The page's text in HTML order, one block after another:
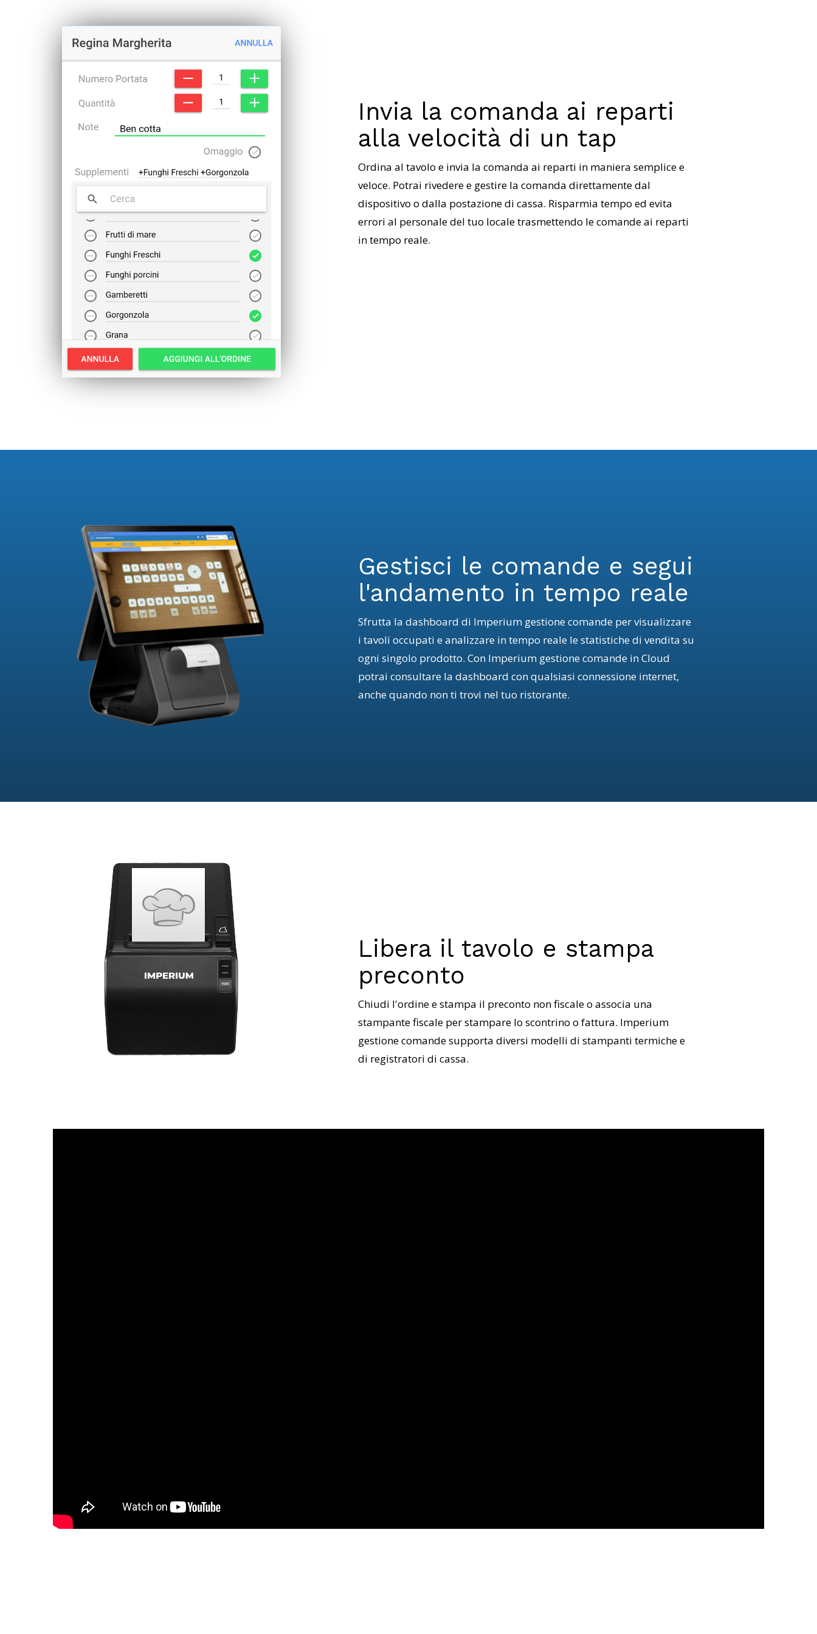
Invia la comanda ai reparti
alla velocità di un tap
Ordina al tavolo e invia la comanda ai reparti in maniera semplice e
veloce. Potrai rivedere e gestire la comanda direttamente dal
dispositivo o dalla postazione di cassa. Risparmia tempo ed evita
errori al personale del tuo locale trasmettendo le comande ai reparti
in tempo reale.
Gestisci le comande e segui
l'andamento in tempo reale
Sfrutta la dashboard di Imperium gestione comande per visualizzare
i tavoli occupati e analizzare in tempo reale le statistiche di vendita su
ogni singolo prodotto. Con Imperium gestione comande in Cloud
potrai consultare la dashboard con qualsiasi connessione internet,
anche quando non ti trovi nel tuo ristorante.
Libera il tavolo e stampa
preconto
Chiudi l'ordine e stampa il preconto non fiscale o associa una
stampante fiscale per stampare lo scontrino o fattura. Imperium
gestione comande supporta diversi modelli di stampanti termiche e
di registratori di cassa.